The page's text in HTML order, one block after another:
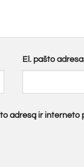
El. pašto
adresą ir